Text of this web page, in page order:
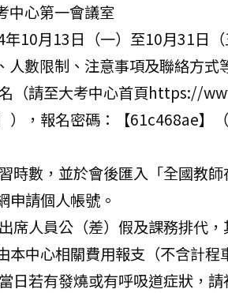
中心第一會議室
10月13日（一）至10月31日（
人數限制、注意事項及聯絡方式
（請至大考中心首頁https://
），報名密碼：【61c468ae】
時數，並於會後匯入「全國教
申請個人帳號。
席人員公（差）假及課務排代
本中心相關費用報支（不含計程
日若有發燒或有呼吸道症狀，